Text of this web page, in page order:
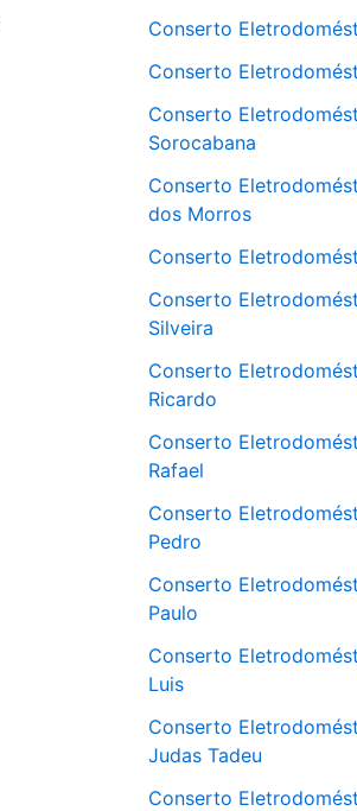
Conserto
Conserto
Conserto
Sorocabana
Conserto
dos Morros
Conserto
Conserto
Silveira
Conserto
Ricardo
Conserto
Rafael
Conserto
Pedro
Conserto
Paulo
Conserto
Luis
Conserto
Judas Tadeu
Conserto